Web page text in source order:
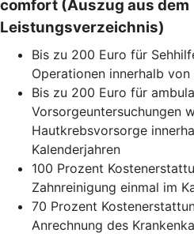
comfort (Auszug aus dem
Leistungsverzeichnis)
Bis zu 200 Euro für
Operationen innerhalb
Bis zu 200 Euro für
Vorsorgeuntersuchungen
Hautkrebsvorsorge
Kalenderjahren
100 Prozent
Zahnreinigung einmal im
70 Prozent
Anrechnung des